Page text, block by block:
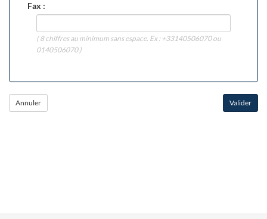
Fax :
( 8 chiffres au minimum sans espace. Ex : +33140506070 ou
0140506070 )